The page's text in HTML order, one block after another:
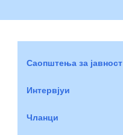
Саопштења за јавност
Интервјуи
Чланци